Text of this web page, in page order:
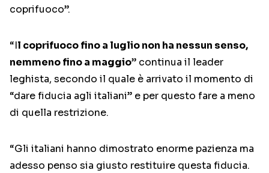
coprifuoco”.
“Il coprifuoco fino a luglio non ha nessun senso,
nemmeno fino a maggio” continua il leader
leghista, secondo il quale è arrivato il momento di
“dare fiducia agli italiani” e per questo fare a meno
di quella restrizione.
“Gli italiani hanno dimostrato enorme pazienza ma
adesso penso sia giusto restituire questa fiducia.